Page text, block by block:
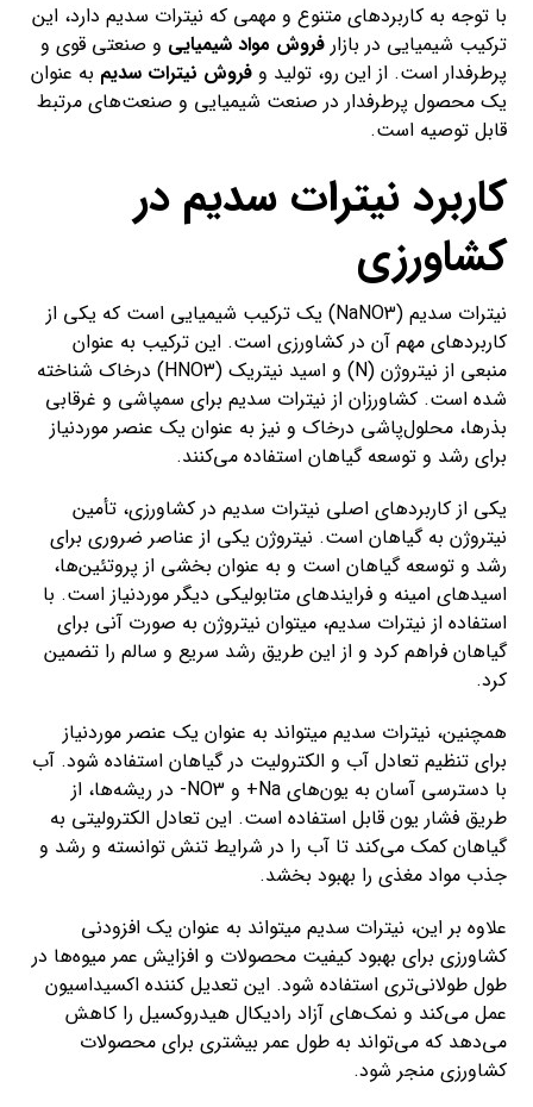
با توجه به کاربردهای متنوع و مهمی که نیترات سدیم دارد، این
ترکیب شیمیایی در بازارفروش مواد شیمیایی و صنعتی قوی و
پرطرفدار است. از این رو، تولید وفروش نیترات سدیم به عنوان
یک محصول پرطرفدار در صنعت شیمیایی و صنعت‌های مرتبط
قابل توصیه است.
کاربرد نیترات سدیم در
کشاورزی
نیترات سدیم (NaNO3) یک ترکیب شیمیایی است که یکی از
کاربردهای مهم آن در کشاورزی است. این ترکیب به عنوان
منبعی از نیتروژن (N) و اسید نیتریک (HNO3) درخاک شناخته
شده است. کشاورزان از نیترات سدیم برای سمپاشی و غرقابی
بذرها، محلول‌پاشی درخاک و نیز به عنوان یک عنصر موردنیاز
برای رشد و توسعه گیاهان استفاده می‌کنند.
یکی از کاربردهای اصلی نیترات سدیم در کشاورزی، تأمین
نیتروژن به گیاهان است. نیتروژن یکی از عناصر ضروری برای
رشد و توسعه گیاهان است و به عنوان بخشی از پروتئین‌ها،
اسیدهای امینه و فرایندهای متابولیکی دیگر موردنیاز است. با
استفاده از نیترات سدیم، میتوان نیتروژن به صورت آنی برای
گیاهان فراهم کرد و از این طریق رشد سریع و سالم را تضمین
کرد.
همچنین، نیترات سدیم میتواند به عنوان یک عنصر موردنیاز
برای تنظیم تعادل آب و الکترولیت در گیاهان استفاده شود. آب
با دسترسی آسان به یون‌های Na+ و NO3- در ریشه‌ها، از
طریق فشار یون قابل استفاده است. این تعادل الکترولیتی به
گیاهان کمک می‌کند تا آب را در شرایط تنش توانسته و رشد و
جذب مواد مغذی را بهبود بخشد.
علاوه بر این، نیترات سدیم میتواند به عنوان یک افزودنی
کشاورزی برای بهبود کیفیت محصولات و افزایش عمر میوه‌ها در
طول طولانی‌تری استفاده شود. این تعدیل کننده اکسیداسیون
عمل می‌کند و نمک‌های آزاد رادیکال هیدروکسیل را کاهش
می‌دهد که می‌تواند به طول عمر بیشتری برای محصولات
کشاورزی منجر شود.